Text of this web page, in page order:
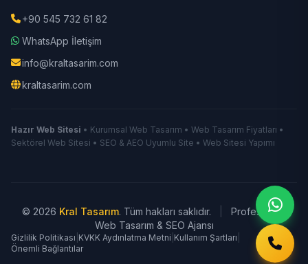
+90 545 732 61 82
WhatsApp İletişim
info@kraltasarim.com
kraltasarim.com
Hazır Web Sitesi • Kurumsal Web Tasarım • Web Tasarım Fiyatları •
Sektörel Web Sitesi • SEO & AEO Uyumlu Site • Web Sitesi Yapımı
© 2026 Kral Tasarım. Tüm hakları saklıdır.
Profesyonel
Web Tasarım & SEO Ajansı
Gizlilik Politikası KVKK Aydınlatma Metni Kullanım Şartları
Önemli Bağlantılar